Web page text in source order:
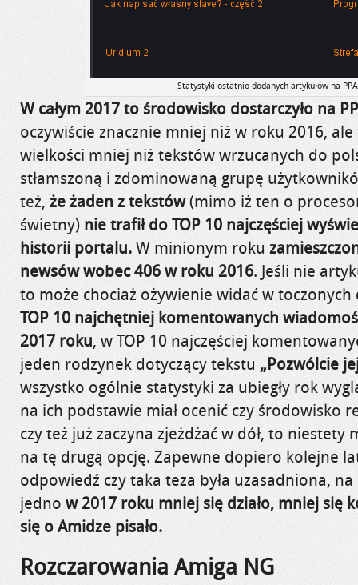
Statystyki ostatnio dodanych artykułów na PPA
W całym 2017 to środowisko dostarczyło na
oczywiście znacznie mniej niż w roku 2016,
wielkości mniej niż tekstów wrzucanych do
stłamszoną i zdominowaną grupę
też, że żaden z tekstów(mimo iż ten o
świetny) nie trafił do TOP 10 najczęściej
historii portalu.W minionym roku
newsów wobec 406 w roku 2016. Jeśli nie
to może chociaż ożywienie widać w toczonych
TOP 10 najchętniej komentowanych
2017 roku, w TOP 10 najczęściej
jeden rodzynek dotyczący tekstu „Pozwólcie
wszystko ogólnie statystyki za ubiegły rok
na ich podstawie miał ocenić czy środowisko
czy też już zaczyna zjeżdżać w dół, to niestety
na tę drugą opcję. Zapewne dopiero kolejne
odpowiedź czy taka teza była uzasadniona,
jedno w 2017 roku mniej się działo, mniej się
się o Amidze pisało.
Rozczarowania Amiga NG